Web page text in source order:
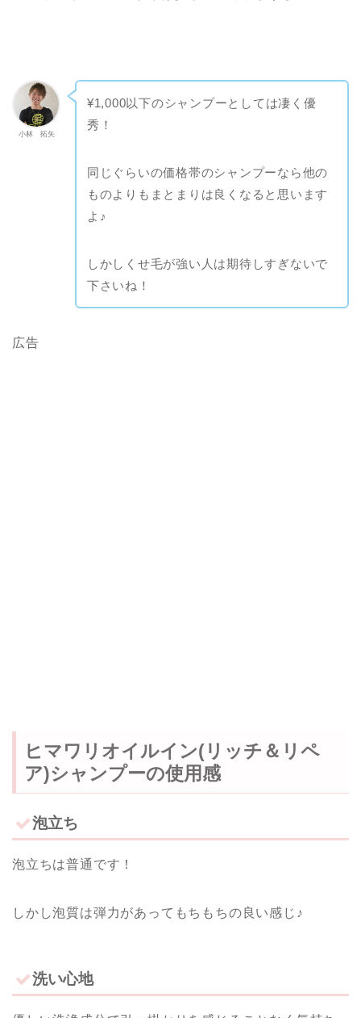
小林 拓矢
¥1,000以下のシャンプーとしては凄く優
秀！
同じぐらいの価格帯のシャンプーなら他の
ものよりもまとまりは良くなると思います
よ♪
しかしくせ毛が強い人は期待しすぎないで
下さいね！
広告
ヒマワリオイルイン(リッチ＆リペ
ア)シャンプーの使用感
泡立ち
泡立ちは普通です！
しかし泡質は弾力があってもちもちの良い感じ♪
洗い心地